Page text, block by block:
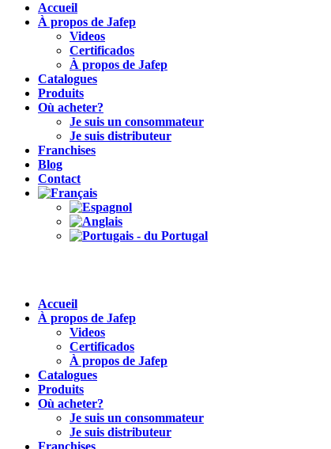
Accueil
À propos de Jafep
Videos
Certificados
À propos de Jafep
Catalogues
Produits
Où acheter?
Je suis un consommateur
Je suis distributeur
Franchises
Blog
Contact
Accueil
À propos de Jafep
Videos
Certificados
À propos de Jafep
Catalogues
Produits
Où acheter?
Je suis un consommateur
Je suis distributeur
Franchises